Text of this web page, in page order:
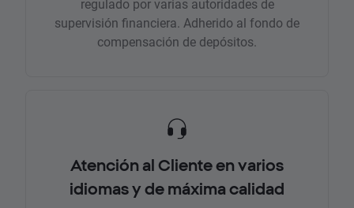
regulado por varias autoridades de
supervisión financiera. Adherido al fondo de
compensación de depósitos.
Atención al Cliente en varios
idiomas y de máxima calidad